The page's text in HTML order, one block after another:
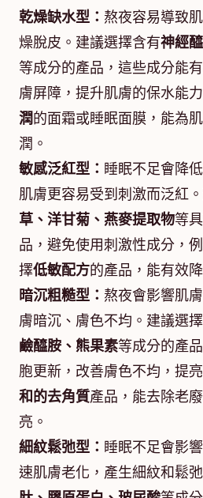
乾燥缺水型： 熬夜容易導致
燥脫皮。建議選擇含有神經
等成分的產品，這些成分能
膚屏障，提升肌膚的保水能
潤的面霜或睡眠面膜，能為
潤。
敏感泛紅型： 睡眠不足會降
肌膚更容易受到刺激而泛紅
草、洋甘菊、燕麥提取物等
品，避免使用刺激性成分，
擇低敏配方的產品，能有效
暗沉粗糙型： 熬夜會影響肌
膚暗沉、膚色不均。建議選
鹼醯胺、熊果素等成分的產
胞更新，改善膚色不均，提
和的去角質產品，能去除老
亮。
細紋鬆弛型： 睡眠不足會影
速肌膚老化，產生細紋和鬆